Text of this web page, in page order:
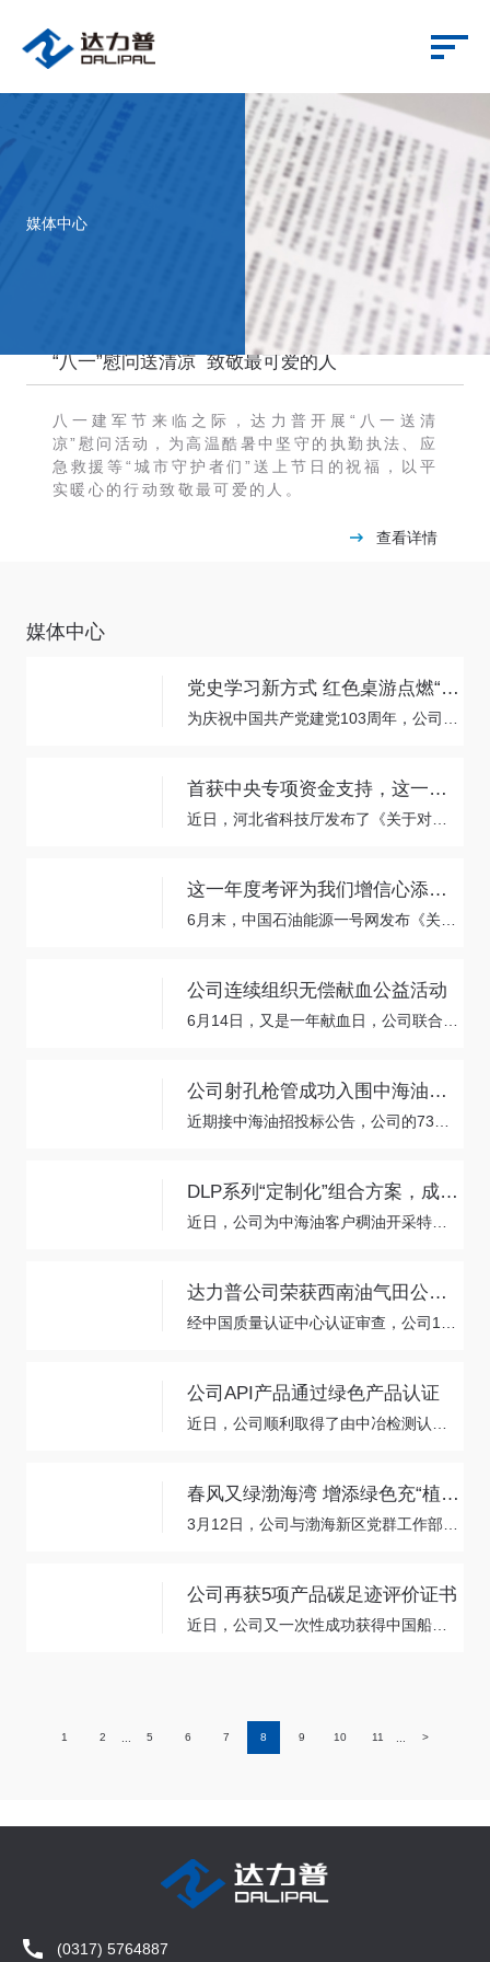
媒体中心
“八一”慰问送清凉 致敬最可爱的人
八一建军节来临之际，达力普开展“八一送清
凉”慰问活动，为高温酷暑中坚守的执勤执法、应
急救援等“城市守护者们”送上节日的祝福，以平
实暖心的行动致敬最可爱的人。
查看详情
媒体中心
党史学习新方式 红色桌游点燃“火红七月”
首获中央专项资金支持，这一项目已公示
近日，河北省科技厅发布了《关于对企业承担2024年中央引导地方科技发展资金拟立项项目的公示》，达力普的《超高强高韧耐腐蚀套管关键技术研发与产业化》项目名列其中，这是公司首个获中央专项资金支持的科技成果转化类项目。
这一年度考评为我们增信心添动力
6月末，中国石油能源一号网发布《关于2024年集团公司一级物资供应商考核评价结果的公告》
公司连续组织无偿献血公益活动
公司射孔枪管成功入围中海油市场
DLP系列“定制化”组合方案，成功应用稠油开采
近日，公司为中海油客户稠油开采特制的1100余吨热采管套管陆续发货中
达力普公司荣获西南油气田公司首个供应链碳足迹认证
公司API产品通过绿色产品认证
春风又绿渤海湾 增添绿色充“植”忙
公司再获5项产品碳足迹评价证书
近日，公司又一次性成功获得中国船级社认证通过的5项产品碳足迹评价证书，标志着公司绿色可持续发展的经营理念迈向了一个新台阶。
1 2 5 6 7 8 9 10 11 >
(0317) 5764887